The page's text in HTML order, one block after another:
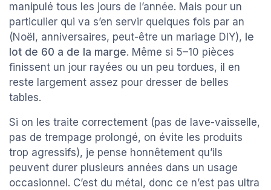
manipulé tous les jours de l’année. Mais pour un
particulier qui va s’en servir quelques fois par an
(Noël, anniversaires, peut-être un mariage DIY), le
lot de 60 a de la marge. Même si 5–10 pièces
finissent un jour rayées ou un peu tordues, il en
reste largement assez pour dresser de belles
tables.
Si on les traite correctement (pas de lave-vaisselle,
pas de trempage prolongé, on évite les produits
trop agressifs), je pense honnêtement qu’ils
peuvent durer plusieurs années dans un usage
occasionnel. C’est du métal, donc ce n’est pas ultra